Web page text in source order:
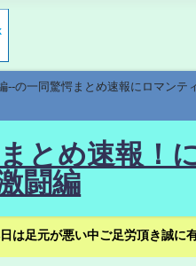
の一同驚愕まとめ速報にロマンテ
とめ速報！
闘編
足元が悪い中ご足労頂き誠に